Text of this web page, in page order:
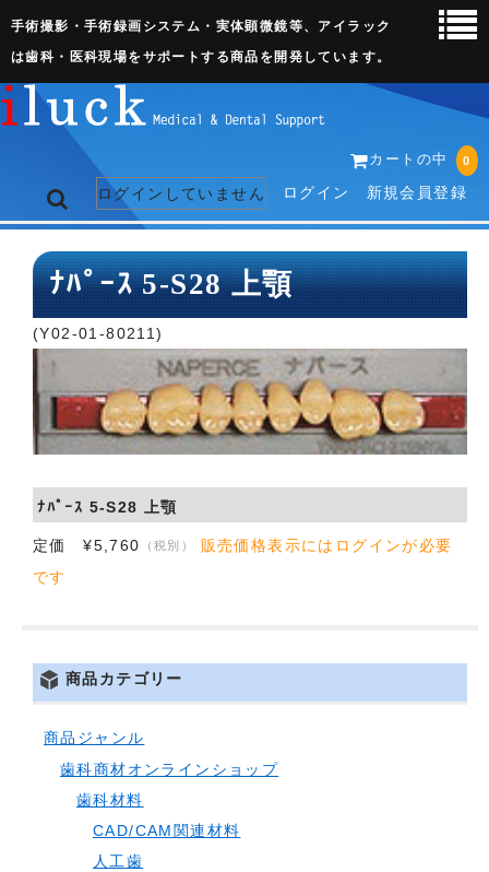
手術撮影・手術録画システム・実体顕微鏡等、アイラック
は歯科・医科現場をサポートする商品を開発しています。
カートの中 0
ログインしていません ログイン 新規会員登録
トップページ
歯科関連機器
術野撮影キット
会社概要
お問い合わせ
ﾅﾊﾟｰｽ 5-S28 上顎
(Y02-01-80211)
ﾅﾊﾟｰｽ 5-S28 上顎
定価 ¥5,760 （税別）
販売価格表示にはログインが必要
です
商品カテゴリー
商品ジャンル
歯科商材オンラインショップ
歯科材料
CAD/CAM関連材料
人工歯